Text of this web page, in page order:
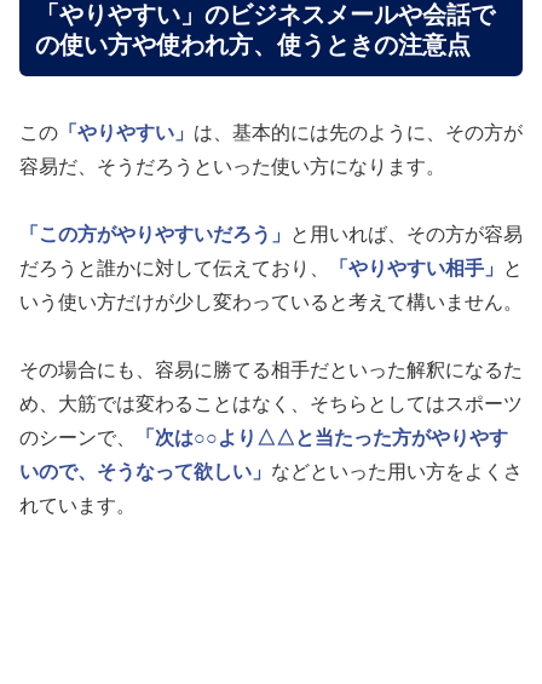
「やりやすい」のビジネスメールや会話で
の使い方や使われ方、使うときの注意点
この 「やりやすい」 は、基本的には先のように、その方が
容易だ、そうだろうといった使い方になります。
「この方がやりやすいだろう」
と用いれば、その方が容易
だろうと誰かに対して伝えており、
「やりやすい相手」
と
いう使い方だけが少し変わっていると考えて構いません。
その場合にも、容易に勝てる相手だといった解釈になるた
め、大筋では変わることはなく、そちらとしてはスポーツ
のシーンで、
「次は○○より△△と当たった方がやりやす
いので、そうなって欲しい」 などといった用い方をよくさ
れています。